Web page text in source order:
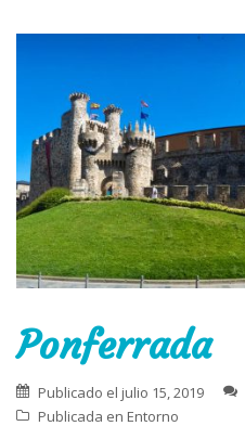
Ponferrada
Publicado el julio 15, 2019
Publicada en Entorno